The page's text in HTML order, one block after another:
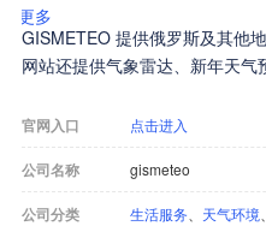
更多
GISMETEO 提供俄罗斯及其他
网站还提供气象雷达、新年天
官网入口 点击进入
公司名称 gismeteo
公司分类 生活服务 天气环境